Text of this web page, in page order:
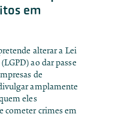
em
alterar a Lei
ao dar passe
de
amplamente
eles
cometer crimes em